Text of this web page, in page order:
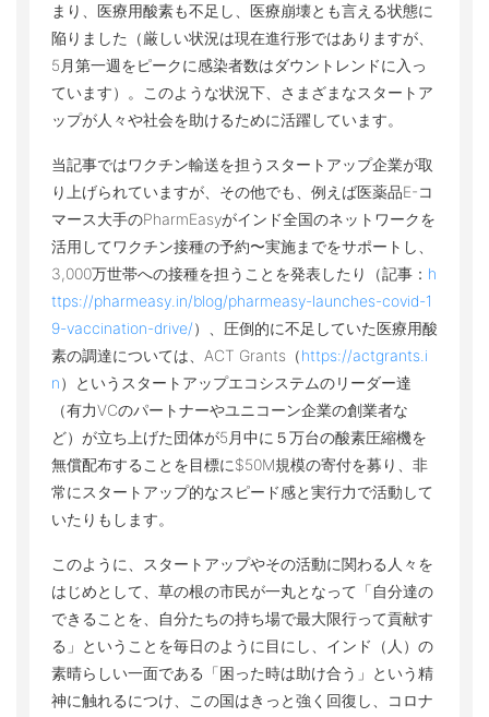
まり、医療用酸素も不足し、医療崩壊とも言える状態に
陥りました（厳しい状況は現在進行形ではありますが、
5月第一週をピークに感染者数はダウントレンドに入っ
ています）。このような状況下、さまざまなスタートア
ップが人々や社会を助けるために活躍しています。
当記事ではワクチン輸送を担うスタートアップ企業が取
り上げられていますが、その他でも、例えば医薬品E-コ
マース大手のPharmEasyがインド全国のネットワークを
活用してワクチン接種の予約〜実施までをサポートし、
3,000万世帯への接種を担うことを発表したり（記事： h
ttps://pharmeasy.in/blog/pharmeasy-launches-covid-1
9-vaccination-drive/）、圧倒的に不足していた医療用酸
素の調達については、ACT Grants（https://actgrants.i
n）というスタートアップエコシステムのリーダー達
（有力VCのパートナーやユニコーン企業の創業者な
ど）が立ち上げた団体が5月中に５万台の酸素圧縮機を
無償配布することを目標に$50M規模の寄付を募り、非
常にスタートアップ的なスピード感と実行力で活動して
いたりもします。
このように、スタートアップやその活動に関わる人々を
はじめとして、草の根の市民が一丸となって「自分達の
できることを、自分たちの持ち場で最大限行って貢献す
る」ということを毎日のように目にし、インド（人）の
素晴らしい一面である「困った時は助け合う」という精
神に触れるにつけ、この国はきっと強く回復し、コロナ